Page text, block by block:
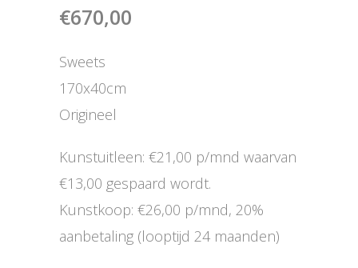
€670,00
Sweets
170x40cm
Origineel
Kunstuitleen: €21,00 p/mnd waarvan
€13,00 gespaard wordt.
Kunstkoop: €26,00 p/mnd, 20%
aanbetaling (looptijd 24 maanden)